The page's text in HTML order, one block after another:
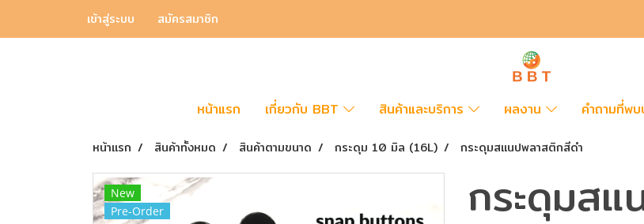
เข้าสู่ระบบ สมัครสมาชิก
หน้าแรก เกี่ยวกับ BBT สินค้าและบริการ ผลงาน คำถามที่พ
หน้าแรก สินค้าทั้งหมด สินค้าตามขนาด กระดุม 10 มิล (16L) กระดุมสแนปพลาสติกสีดำ
New
Pre-Order
กระดุมส